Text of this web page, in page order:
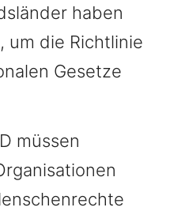
haben
um die Richtlinie
Gesetze
müssen